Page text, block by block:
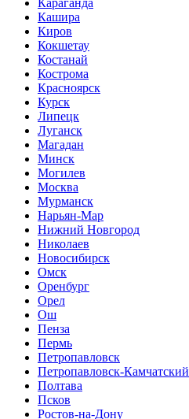
Кашира
Киров
Кокшетау
Костанай
Кострома
Красноярск
Курск
Липецк
Луганск
Магадан
Минск
Могилев
Москва
Мурманск
Нарьян-Мар
Нижний Новгород
Николаев
Новосибирск
Омск
Оренбург
Орел
Ош
Пенза
Пермь
Петропавловск
Петропавловск-Камчатский
Полтава
Псков
Ростов-на-Дону